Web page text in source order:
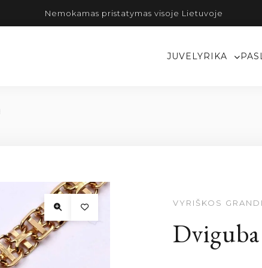
Nemokamas pristatymas visoje Lietuvoje
JUVELYRIKA
VYRIŠKOS